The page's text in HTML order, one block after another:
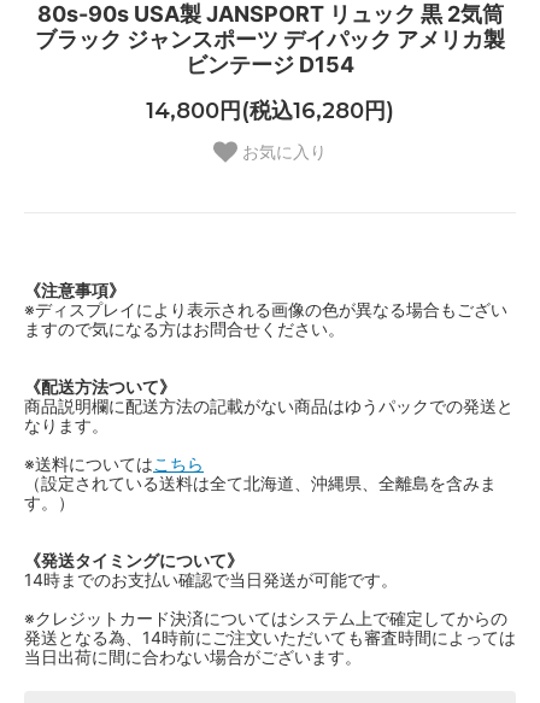
80s-90s USA製 JANSPORT リュック 黒 2気筒
ブラック ジャンスポーツ デイパック アメリカ製
ビンテージ D154
14,800円(税込16,280円)
お気に入り
《注意事項》
※ディスプレイにより表示される画像の色が異なる場合もござい
ますので気になる方はお問合せください。
《配送方法ついて》
商品説明欄に配送方法の記載がない商品はゆうパックでの発送と
なります。
※送料についてはこちら
（設定されている送料は全て北海道、沖縄県、全離島を含みま
す。）
《発送タイミングについて》
14時までのお支払い確認で当日発送が可能です。
※クレジットカード決済についてはシステム上で確定してからの
発送となる為、14時前にご注文いただいても審査時間によっては
当日出荷に間に合わない場合がございます。